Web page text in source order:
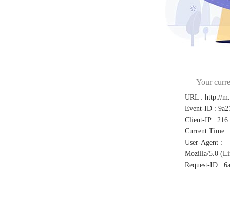
Your
URL : http://
Event-ID :
Client-IP :
Current Time :
User-Agent :
Mozilla/5.0
Request-ID :